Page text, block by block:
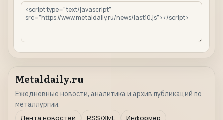
Metaldaily.ru
Ежедневные новости, аналитика и архив публикаций по
металлургии.
Лента новостей
RSS/XML Информер